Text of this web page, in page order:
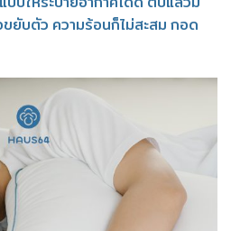
ยับตัว ความร้อนก็ไม่สะสม กอด